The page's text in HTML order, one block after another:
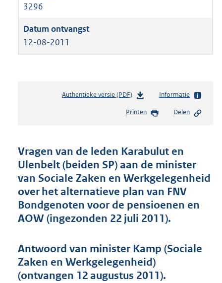
3296
12-08-2011
Authentieke versie (PDF)b
s
d
s
g
r
o
4
0
Informatie
Printen Delen
Vragen van de leden Karabulut en
Ulenbelt (beiden SP) aan de minister
van Sociale Zaken en Werkgelegenheid
over het alternatieve plan van FNV
Bondgenoten voor de pensioenen en
AOW (ingezonden 22 juli 2011).
Antwoord van minister Kamp (Sociale
Zaken en Werkgelegenheid)
(ontvangen 12 augustus 2011).